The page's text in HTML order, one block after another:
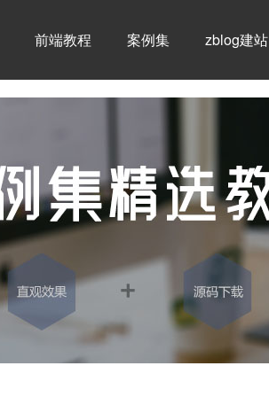
前端教程 案例集 zblog建站